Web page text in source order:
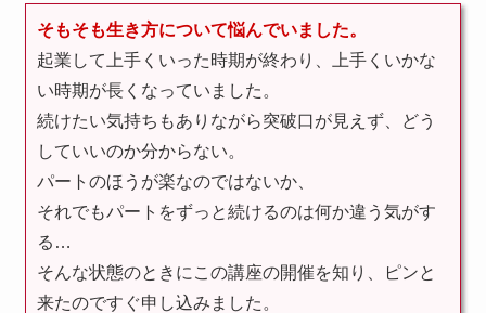
そもそも生き方について悩んでいました。
起業して上手くいった時期が終わり、上手くいかな
い時期が長くなっていました。
続けたい気持ちもありながら突破口が見えず、どう
していいのか分からない。
パートのほうが楽なのではないか、
それでもパートをずっと続けるのは何か違う気がす
る…
そんな状態のときにこの講座の開催を知り、ピンと
来たのですぐ申し込みました。